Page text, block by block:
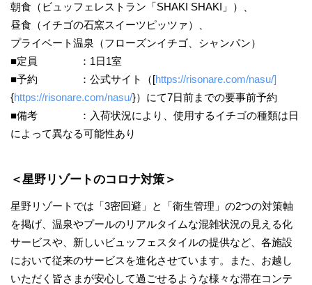
朝食（ビュッフェレストラン「SHAKI SHAKI」）、
昼食（イチゴの石窯スイーツピッツァ）、
プライベート温泉（フローズンイチゴ、シャンパン）
■定員 ：1日1室
■予約 ：公式サイト（[https://risonare.com/nasu/]
{https://risonare.com/nasu/}）にて7日前までの要事前予約
■備考 ：入荷状況により、使用するイチゴの種類は日
によって異なる可能性あり
＜星野リゾートのコロナ対策＞
星野リゾートでは「3密回避」と「衛生管理」の2つの対策軸
を掲げ、温泉やプールのリアルタイムな混雑状況の見える化
サービスや、新しいビュッフェスタイルの提供など、各施設
において従来のサービスを進化させています。また、お越し
いただく皆さまが安心して過ごせるような様々な滞在コンテ